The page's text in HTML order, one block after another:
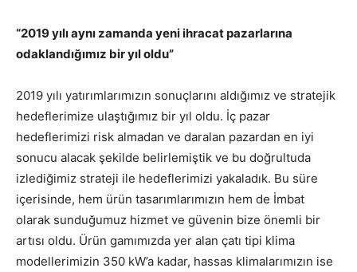
“2019 yılı aynı zamanda yeni ihracat pazarlarına
odaklandığımız bir yıl oldu”
2019 yılı yatırımlarımızın sonuçlarını aldığımız ve stratejik
hedeflerimize ulaştığımız bir yıl oldu. İç pazar
hedeflerimizi risk almadan ve daralan pazardan en iyi
sonucu alacak şekilde belirlemiştik ve bu doğrultuda
izlediğimiz strateji ile hedeflerimizi yakaladık. Bu süre
içerisinde, hem ürün tasarımlarımızın hem de İmbat
olarak sunduğumuz hizmet ve güvenin bize önemli bir
artısı oldu. Ürün gamımızda yer alan çatı tipi klima
modellerimizin 350 kW’a kadar, hassas klimalarımızın ise